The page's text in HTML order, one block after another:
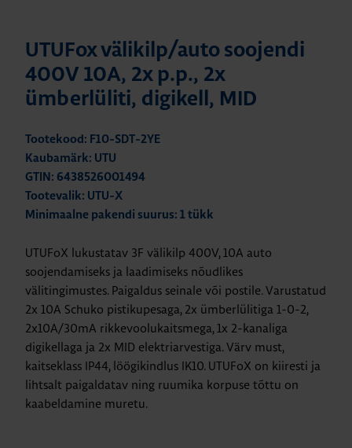
UTUFox välikilp/auto soojendi
400V 10A, 2x p.p., 2x
ümberlüliti, digikell, MID
Tootekood: F10-SDT-2YE
Kaubamärk: UTU
GTIN: 6438526001494
Tootevalik: UTU-X
Minimaalne pakendi suurus: 1 tükk
UTUFoX lukustatav 3F välikilp 400V, 10A auto
soojendamiseks ja laadimiseks nõudlikes
välitingimustes. Paigaldus seinale või postile. Varustatud
2x 10A Schuko pistikupesaga, 2x ümberlülitiga 1-0-2,
2x10A/30mA rikkevoolukaitsmega, 1x 2-kanaliga
digikellaga ja 2x MID elektriarvestiga. Värv must,
kaitseklass IP44, löögikindlus IK10. UTUFoX on kiiresti ja
lihtsalt paigaldatav ning ruumika korpuse tõttu on
kaabeldamine muretu.